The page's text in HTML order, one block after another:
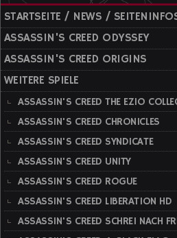
STARTSEITE / NEWS /
ASSASSIN'S CREED ODYSSEY
ASSASSIN'S CREED ORIGINS
WEITERE SPIELE
ASSASSIN'S CREED THE EZIO
ASSASSIN'S CREED CHRONICLES
ASSASSIN'S CREED SYNDICATE
ASSASSIN'S CREED UNITY
ASSASSIN'S CREED ROGUE
ASSASSIN'S CREED LIBERATION HD
ASSASSIN'S CREED SCHREI NACH